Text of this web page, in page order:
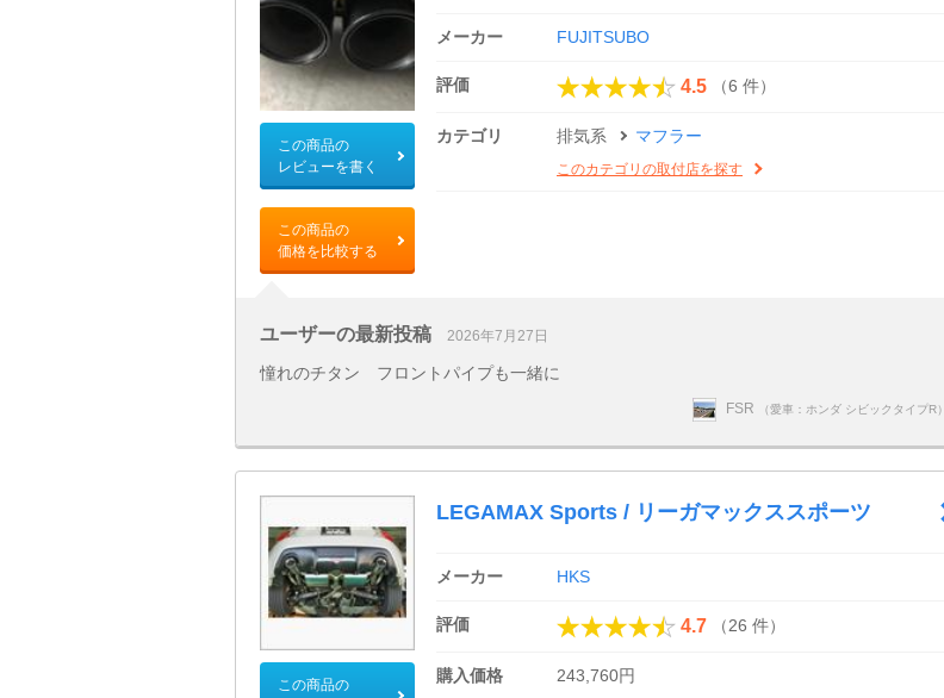
この商品の
レビューを書く
この商品の
価格を比較する
メーカー FUJITSUBO
評価 4.5 （6 件）
カテゴリ 排気系 マフラー
このカテゴリの取付店を探す
ユーザーの最新投稿 2026年7月27日
憧れのチタン フロントパイプも一緒に
FSR （愛車：ホンダ シビックタイプR）
この商品の
LEGAMAX Sports / リーガマックススポーツ
メーカー HKS
評価 4.7 （26 件）
購入価格 243,760円